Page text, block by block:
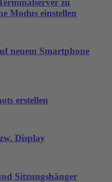
zu
Modus einstellen
neuem Smartphone
erstellen
Display
Sitzungshänger